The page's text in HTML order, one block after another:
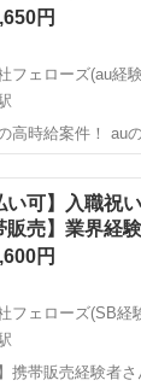
円
帯販売のご経験
もらい方を選べ
い可】入職祝
販売】業界経
円